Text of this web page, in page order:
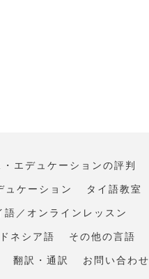
エデュケーションの評判
ュケーション
タイ語教室
語／オンラインレッスン
ネシア語
その他の言語
翻訳・通訳
お問い合わせ